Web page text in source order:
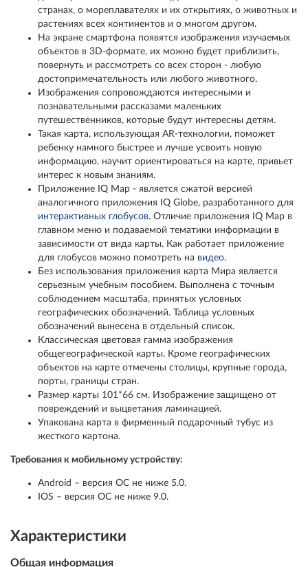
странах, о мореплавателях и их открытиях, о животных и
растениях всех континентов и о многом другом.
На экране смартфона появятся изображения изучаемых
объектов в 3D-формате, их можно будет приблизить,
повернуть и рассмотреть со всех сторон - любую
достопримечательность или любого животного.
Изображения сопровождаются интересными и
познавательными рассказами маленьких
путешественников, которые будут интересны детям.
Такая карта, использующая AR-технологии, поможет
ребенку намного быстрее и лучше усвоить новую
информацию, научит ориентироваться на карте, привьет
интерес к новым знаниям.
Приложение IQ Map - является сжатой версией
аналогичного приложения IQ Globe, разработанного для
интерактивных глобусов. Отличие приложения IQ Map в
главном меню и подаваемой тематики информации в
зависимости от вида карты. Как работает приложение
для глобусов можно помотреть на видео.
Без использования приложения карта Мира является
серьезным учебным пособием. Выполнена с точным
соблюдением масштаба, принятых условных
географических обозначений. Таблица условных
обозначений вынесена в отдельный список.
Классическая цветовая гамма изображения
общегеографической карты. Кроме географических
объектов на карте отмечены столицы, крупные города,
порты, границы стран.
Размер карты 101*66 см. Изображение защищено от
повреждений и выцветания ламинацией.
Упакована карта в фирменный подарочный тубус из
жесткого картона.
Требования к мобильному устройству:
Android – версия ОС не ниже 5.0.
IOS – версия ОС не ниже 9.0.
Характеристики
Общая информация